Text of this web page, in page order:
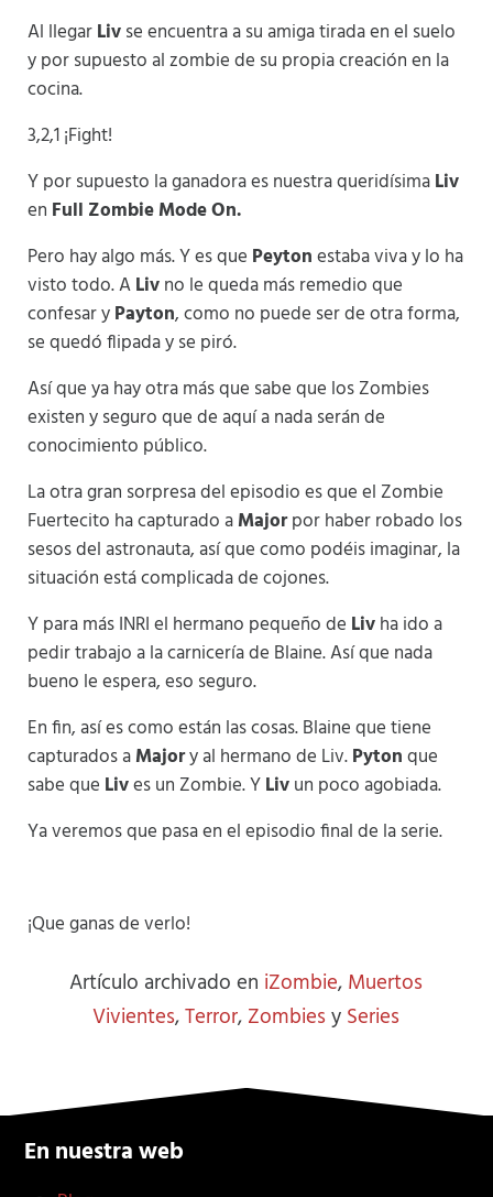
Al llegarLivse encuentra a su amiga tirada en el suelo
y por supuesto al zombie de su propia creación en la
cocina.
3,2,1 ¡Fight!
Y por supuesto la ganadora es nuestra queridísimaLiv
en Full Zombie Mode On.
Pero hay algo más. Y es que Peytonestaba viva y lo ha
visto todo. ALivno le queda más remedio que
confesar yPayton, como no puede ser de otra forma,
se quedó flipada y se piró.
Así que ya hay otra más que sabe que los Zombies
existen y seguro que de aquí a nada serán de
conocimiento público.
La otra gran sorpresa del episodio es que el Zombie
Fuertecito ha capturado aMajorpor haber robado los
sesos del astronauta, así que como podéis imaginar, la
situación está complicada de cojones.
Y para más INRI el hermano pequeño de Livha ido a
pedir trabajo a la carnicería de Blaine. Así que nada
bueno le espera, eso seguro.
En fin, así es como están las cosas. Blaine que tiene
capturados aMajory al hermano de Liv.Pytonque
sabe que Lives un Zombie. YLivun poco agobiada.
Ya veremos que pasa en el episodio final de la serie.
¡Que ganas de verlo!
Artículo archivado en iZombie, Muertos
Vivientes,Terror, Zombiesy Series
En nuestra web